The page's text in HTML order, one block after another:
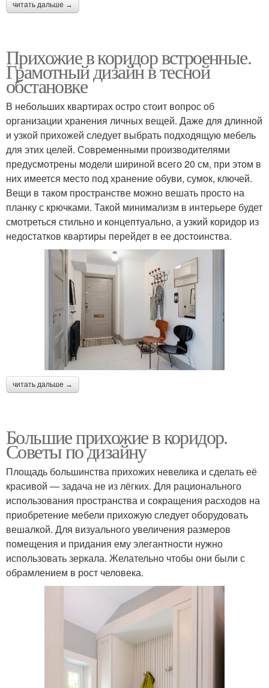
читать дальше →
Прихожие в коридор встроенные.
Грамотный дизайн в тесной
обстановке
В небольших квартирах остро стоит вопрос об
организации хранения личных вещей. Даже для длинной
и узкой прихожей следует выбрать подходящую мебель
для этих целей. Современными производителями
предусмотрены модели шириной всего 20 см, при этом в
них имеется место под хранение обуви, сумок, ключей.
Вещи в таком пространстве можно вешать просто на
планку с крючками. Такой минимализм в интерьере будет
смотреться стильно и концептуально, а узкий коридор из
недостатков квартиры перейдет в ее достоинства.
читать дальше →
Большие прихожие в коридор.
Советы по дизайну
Площадь большинства прихожих невелика и сделать её
красивой — задача не из лёгких. Для рационального
использования пространства и сокращения расходов на
приобретение мебели прихожую следует оборудовать
вешалкой. Для визуального увеличения размеров
помещения и придания ему элегантности нужно
использовать зеркала. Желательно чтобы они были с
обрамлением в рост человека.